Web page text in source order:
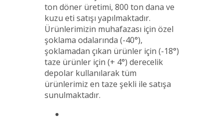
ton döner üretimi, 800 ton dana ve
kuzu eti satışı yapılmaktadır.
Ürünlerimizin muhafazası için özel
şoklama odalarında (-40°),
şoklamadan çıkan ürünler için (-18°)
taze ürünler için (+ 4°) derecelik
depolar kullanılarak tüm
ürünlerimiz en taze şekli ile satışa
sunulmaktadır.